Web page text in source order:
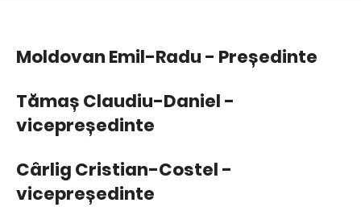
Moldovan Emil-Radu - Președinte
Tămaș Claudiu-Daniel -
vicepreședinte
Cârlig Cristian-Costel -
vicepreședinte